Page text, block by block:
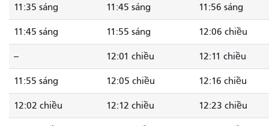
11:35 sáng 11:45 sáng 11:56 sáng
11:45 sáng 11:55 sáng 12:06 chiều
-- 12:01 chiều 12:11 chiều
11:55 sáng 12:05 chiều 12:16 chiều
12:02 chiều 12:12 chiều 12:23 chiều